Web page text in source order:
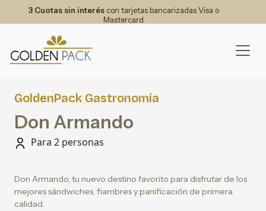
3 Cuotas sin interéscon tarjetas bancarizadas Visa o
Mastercard
GoldenPack Gastronomía
Don Armando
Para 2 personas
Don Armando, tu nuevo destino favorito para disfrutar de los
mejores sándwiches, fiambres y panificación de primera
calidad.